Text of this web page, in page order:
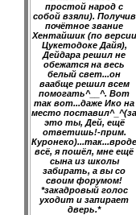
простой народ с
собой взяли). Получив
почётное звание
Хентайшик (по версии
Цукетодоке Дайя),
Дейдара решил не
обежатся на весь
белый свет...он
ваабще решил всем
помогать^__^. Вот
так вот...даже Ико на
место поставил^_^(за
это ты, Дей, ещё
ответишь!-прим.
Куронеко)...так...вроде
всё, я пошёл, мне ещё
сына из школы
забирать, а вы со
своим форумом!
*закадровый голос
уходит и запирает
дверь.*